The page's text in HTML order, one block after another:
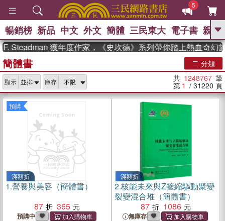
5
GO
高希均教授回憶錄
、 The Odyssey 、 父親節 、 如果歷
、 國際布克
獎 臺灣漫遊錄 、 方念華 、 台灣的李
數學女孩：黎曼猜想
偉大的迷走神經
暢銷榜 新品 中文 外文 簡體 三民東大 電子書 親子
獲年度作家，《史坎德》系列帶你踏上熱血奇幻旅程
簡體書 分類
顯示 庫存 共 1248767 筆
第 1 / 31220 頁
預購
滿額折
1.營養與美容（簡體書）
87
365
預購中
滿額折
2.核能未來與Z箍縮驅動聚變
裂變混合堆（簡體書）
87
1086
無庫存